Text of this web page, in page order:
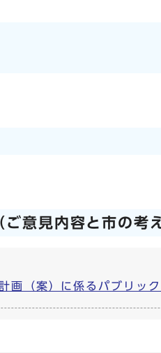
意見内容と市の考
画（案）に係るパブリ